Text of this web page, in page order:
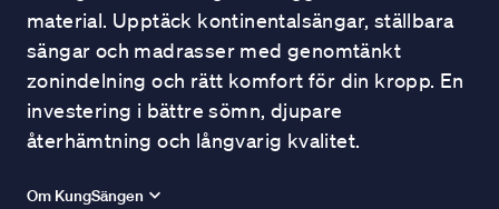
material. Upptäck kontinentalsängar, ställbara
sängar och madrasser med genomtänkt
zonindelning och rätt komfort för din kropp. En
investering i bättre sömn, djupare
återhämtning och långvarig kvalitet.
Om KungSängen